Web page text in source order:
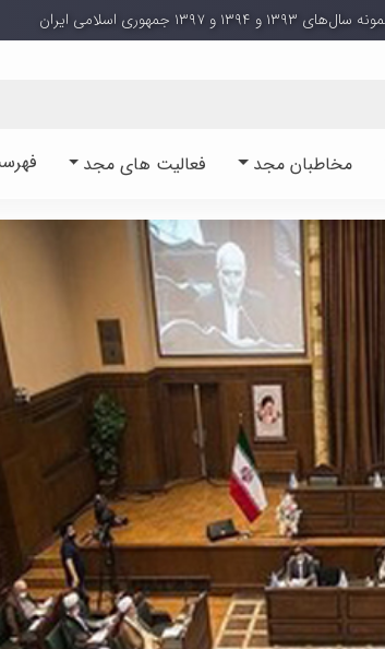
و ۱۳۹۴ و ۱۳۹۷ جمهوری اسلامی ایران
مخاطبان مجد فعالیت های مجد